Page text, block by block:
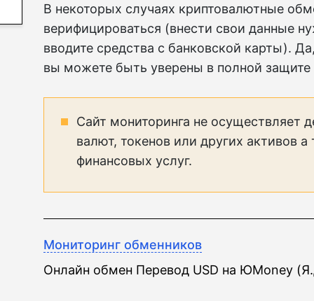
В некоторых случаях криптовалютные
верифицироваться (внести свои данные
вводите средства с банковской карты).
вы можете быть уверены в полной защите
Сайт мониторинга не осуществляет
валют, токенов или других активов
финансовых услуг.
Мониторинг обменников
Онлайн обмен Перевод USD на ЮMoney